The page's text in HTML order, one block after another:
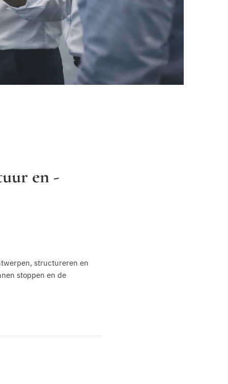
en -
structureren en
stoppen en de